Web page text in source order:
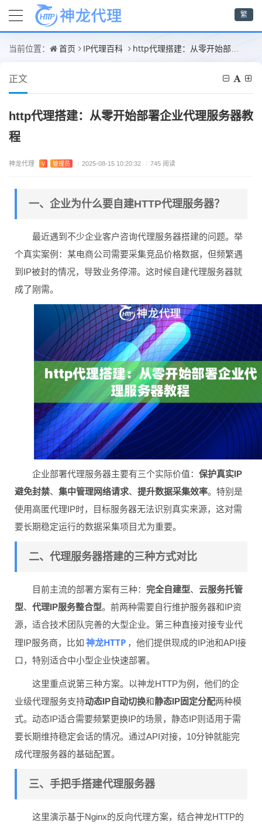
繁
当前位置： 首页 IP代理百科 http代理搭建：从零开始部署企业代理服务器教程
正文
http代理搭建：从零开始部署企业代理服务器教
程
神龙代理 V 管理员 / 2025-08-15 10:20:32 / 745 阅读
一、企业为什么要自建HTTP代理服务器？
最近遇到不少企业客户咨询代理服务器搭建的问题。举
个真实案例：某电商公司需要采集竞品价格数据，但频繁遇
到IP被封的情况，导致业务停滞。这时候自建代理服务器就
成了刚需。
企业部署代理服务器主要有三个实际价值： 保护真实IP
避免封禁、 集中管理网络请求、 提升数据采集效率。特别是
使用高匿代理IP时，目标服务器无法识别真实来源，这对需
要长期稳定运行的数据采集项目尤为重要。
二、代理服务器搭建的三种方式对比
目前主流的部署方案有三种： 完全自建型、 云服务托管
型、 代理IP服务整合型。前两种需要自行维护服务器和IP资
源，适合技术团队完善的大型企业。第三种直接对接专业代
理IP服务商，比如 神龙HTTP ，他们提供现成的IP池和API接
口，特别适合中小型企业快速部署。
这里重点说第三种方案。以神龙HTTP为例，他们的企
业级代理服务支持动态IP自动切换和静态IP固定分配两种模
式。动态IP适合需要频繁更换IP的场景，静态IP则适用于需
要长期维持稳定会话的情况。通过API对接，10分钟就能完
成代理服务器的基础配置。
三、手把手搭建代理服务器
这里演示基于Nginx的反向代理方案，结合神龙HTTP的